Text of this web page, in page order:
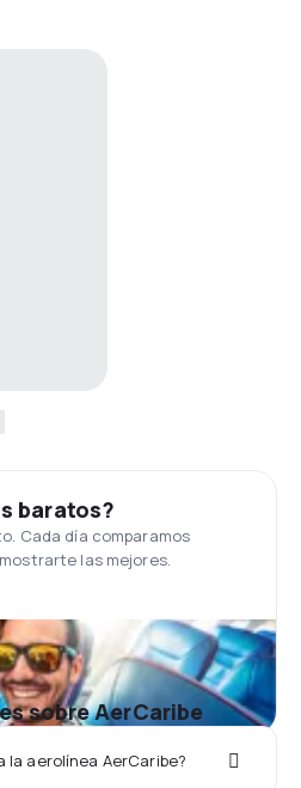
baratos?
Cada día comparamos
las mejores.
sobre AerCaribe
la aerolínea AerCaribe?